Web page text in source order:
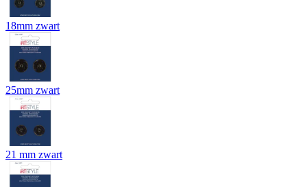
18mm zwart
25mm zwart
21 mm zwart